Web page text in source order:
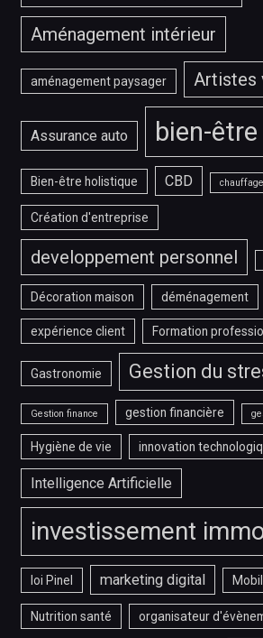
Aménagement intérieur
aménagement paysager Artistes
Assurance auto bien-être
Bien-être holistique CBD chauffage
Création d'entreprise
developpement personnel
Décoration maison déménagement
expérience client Formation
Gastronomie Gestion du
Gestion finance gestion financière
Hygiène de vie innovation
Intelligence Artificielle
investissement
loi Pinel marketing digital
Nutrition santé organisateur